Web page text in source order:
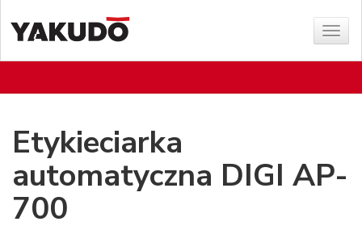
Show
menu
Etykieciarka
automatyczna DIGI AP-
700